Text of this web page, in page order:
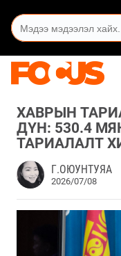
ХАВРЫН
ДҮН: 530.4
ТАРИАЛАЛТ
Г.ОЮУНТУЯА
2026/07/08